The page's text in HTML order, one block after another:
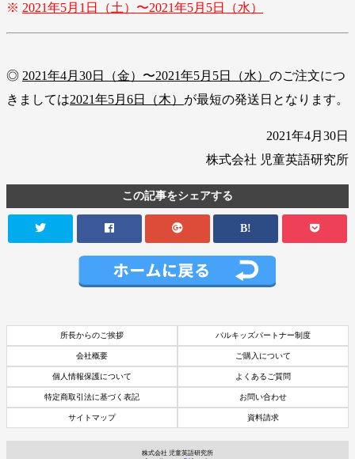
※ 2021年5月1日（土）〜2021年5月5日（水）
◎ 2021年4月30日（金）〜2021年5月5日（水） のご注文につ
きましては2021年5月6日（木） が最短の発送日となります。
2021年4月30日
株式会社 児童英語研究所
この記事をシェアする
B!
所長からのご挨拶 パルキッズパートナー制度
会社概要 ご購入について
個人情報保護について よくあるご質問
特定商取引法に基づく表記 お問い合わせ
サイトマップ 資料請求
株式会社 児童英語研究所